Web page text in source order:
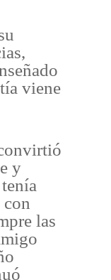
viene
y
las